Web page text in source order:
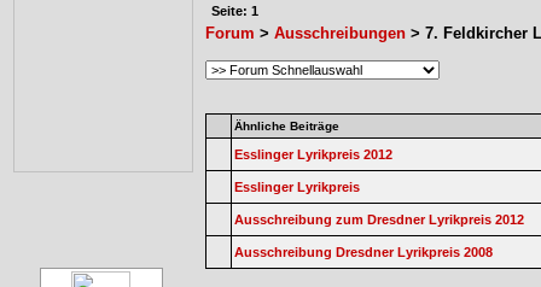
Seite: 1
Forum > Ausschreibungen > 7. Feldkircher
Ähnliche Beiträge
Esslinger Lyrikpreis 2012
Esslinger Lyrikpreis
Ausschreibung zum Dresdner Lyrikpreis 2012
Ausschreibung Dresdner Lyrikpreis 2008